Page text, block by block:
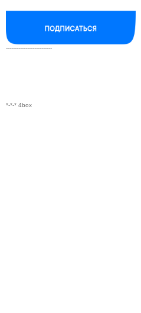
--------------------------
*-*-* 4box